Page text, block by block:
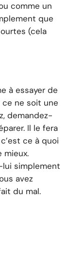
comme un
que
(cela
à essayer de
ce ne soit une
demandez-
Il le fera
ce à quoi
mieux.
simplement
avez
du mal.